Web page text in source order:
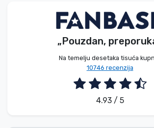
„Pouzdan,
Na temelju desetaka tisuća
10746 recenzija
4.93 / 5